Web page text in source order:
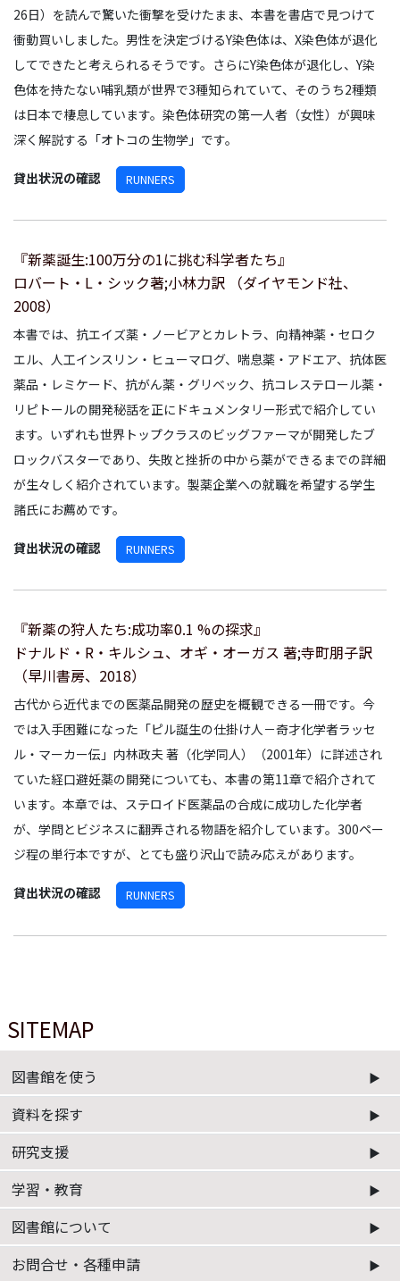
26日）を読んで驚いた衝撃を受けたまま、本書を書店で見つけて
衝動買いしました。男性を決定づけるY染色体は、X染色体が退化
してできたと考えられるそうです。さらにY染色体が退化し、Y染
色体を持たない哺乳類が世界で3種知られていて、そのうち2種類
は日本で棲息しています。染色体研究の第一人者（女性）が興味
深く解説する「オトコの生物学」です。
貸出状況の確認 RUNNERS
『新薬誕生:100万分の1に挑む科学者たち』
ロバート・L・シック著;小林力訳 （ダイヤモンド社、
2008）
本書では、抗エイズ薬・ノービアとカレトラ、向精神薬・セロク
エル、人工インスリン・ヒューマログ、喘息薬・アドエア、抗体医
薬品・レミケード、抗がん薬・グリベック、抗コレステロール薬・
リピトールの開発秘話を正にドキュメンタリー形式で紹介してい
ます。いずれも世界トップクラスのビッグファーマが開発したブ
ロックバスターであり、失敗と挫折の中から薬ができるまでの詳細
が生々しく紹介されています。製薬企業への就職を希望する学生
諸氏にお薦めです。
貸出状況の確認 RUNNERS
『新薬の狩人たち:成功率0.1 %の探求』
ドナルド・R・キルシュ、オギ・オーガス 著;寺町朋子訳
（早川書房、2018）
古代から近代までの医薬品開発の歴史を概観できる一冊です。今
では入手困難になった「ピル誕生の仕掛け人－奇才化学者ラッセ
ル・マーカー伝」内林政夫 著（化学同人）（2001年）に詳述され
ていた経口避妊薬の開発についても、本書の第11章で紹介されて
います。本章では、ステロイド医薬品の合成に成功した化学者
が、学問とビジネスに翻弄される物語を紹介しています。300ペー
ジ程の単行本ですが、とても盛り沢山で読み応えがあります。
貸出状況の確認 RUNNERS
SITEMAP
図書館を使う
資料を探す
研究支援
学習・教育
図書館について
お問合せ・各種申請